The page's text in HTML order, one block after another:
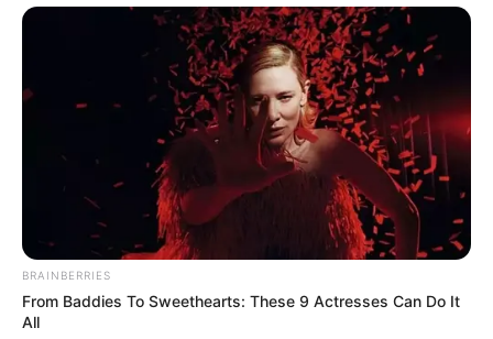
πιο “καθαρή”;;; Μια “αμιγή”;;;;;
BRAINBERRIES
From Baddies To Sweethearts: These 9 Actresses Can Do It
All